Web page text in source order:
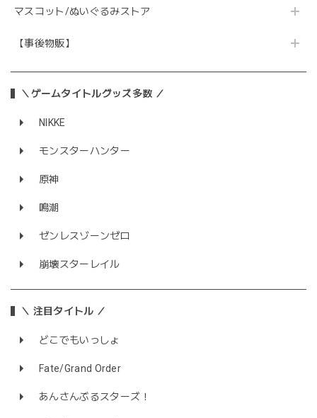
マスコット/ぬいぐるみストア
【事後物販】
＼ゲームタイトルグッズ多数 ／
NIKKE
モンスターハンター
原神
鳴潮
ゼンレスゾーンゼロ
崩壊スターレイル
＼ 注目タイトル ／
どこでもいっしょ
Fate/Grand Order
あんさんぶるスターズ！